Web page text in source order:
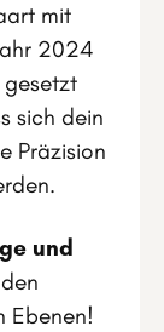
mit
2024
sich dein
Präzision
und
Ebenen!